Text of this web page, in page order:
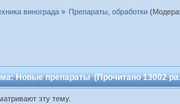
винограда» Препараты, обработки
Новые препараты (Прочитано 13002
эту тему.